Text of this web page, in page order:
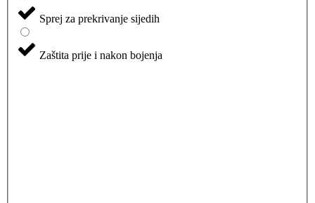
Sprej za prekrivanje sijedih
Zaštita prije i nakon bojenja